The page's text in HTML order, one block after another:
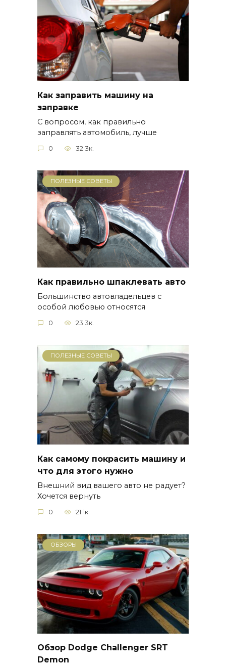
Как заправить машину на
заправке
С вопросом, как правильно
заправлять автомобиль, лучше
0 32.3к.
ПОЛЕЗНЫЕ СОВЕТЫ
Как правильно шпаклевать авто
Большинство автовладельцев с
особой любовью относятся
0 23.3к.
ПОЛЕЗНЫЕ СОВЕТЫ
Как самому покрасить машину и
что для этого нужно
Внешний вид вашего авто не радует?
Хочется вернуть
0 21.1к.
ОБЗОРЫ
Обзор Dodge Challenger SRT
Demon